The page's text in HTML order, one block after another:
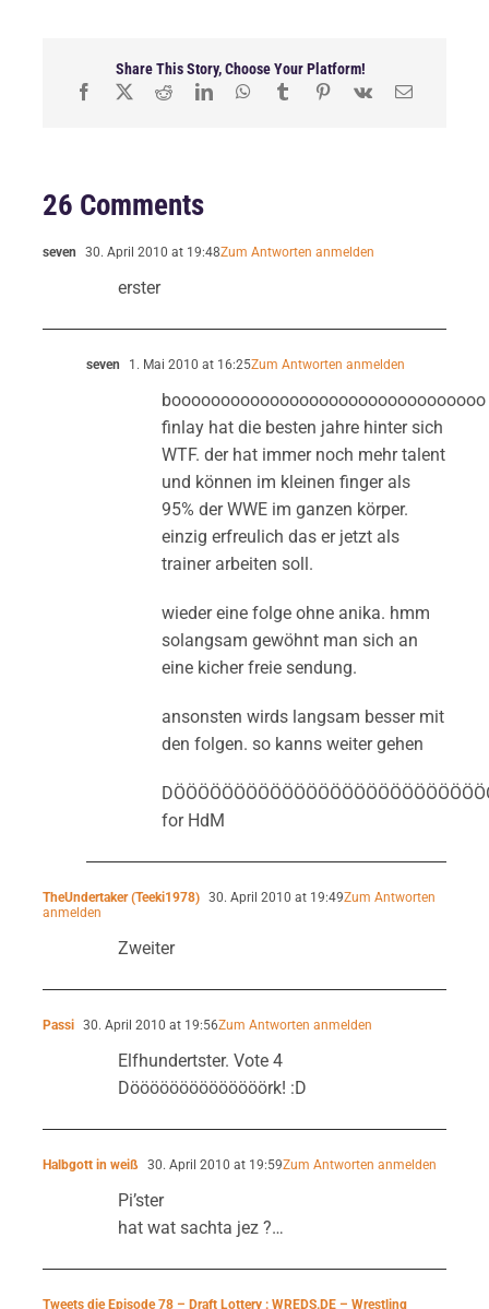
Share This Story, Choose Your Platform!
26 Comments
seven 30. April 2010 at 19:48Zum Antworten anmelden
erster
seven 1. Mai 2010 at 16:25Zum Antworten anmelden
boooooooooooooooooooooooooooooooo
finlay hat die besten jahre hinter sich
WTF. der hat immer noch mehr talent
und können im kleinen finger als
95% der WWE im ganzen körper.
einzig erfreulich das er jetzt als
trainer arbeiten soll.
wieder eine folge ohne anika. hmm
solangsam gewöhnt man sich an
eine kicher freie sendung.
ansonsten wirds langsam besser mit
den folgen. so kanns weiter gehen
for HdM
TheUndertaker (Teeki1978) 30. April 2010 at 19:49Zum Antworten
anmelden
Zweiter
Passi 30. April 2010 at 19:56Zum Antworten anmelden
Elfhundertster. Vote 4
Döööööööööööööörk! :D
Halbgott in weiß 30. April 2010 at 19:59Zum Antworten anmelden
Pi’ster
hat wat sachta jez ?…
Tweets die Episode 78 – Draft Lottery : WREDS.DE – Wrestling